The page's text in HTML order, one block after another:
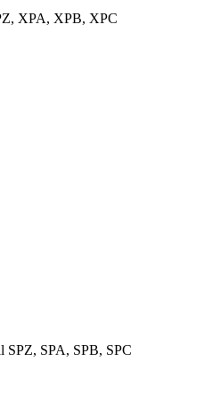
XPA, XPB, XPC
SPA, SPB, SPC